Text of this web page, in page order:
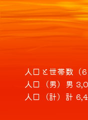
人口と世帯数（6
人口（男） 男
人口（計） 計